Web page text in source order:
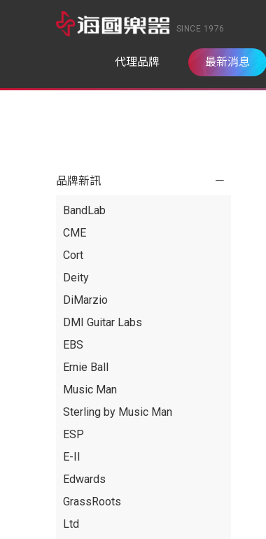
SINCE 1976
代理品牌 最新消息
品牌新訊
BandLab
CME
Cort
Deity
DiMarzio
DMI Guitar Labs
EBS
Ernie Ball
Music Man
Sterling by Music Man
ESP
E-II
Edwards
GrassRoots
Ltd